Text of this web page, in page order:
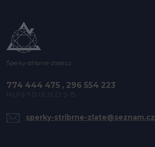
Šperky-stříbrné-zlaté.cz
774 444 475 , 296 554 223
Po,Pá 7-13 Út,St,Čt 9-15
sperky-stribrne-zlate@seznam.cz